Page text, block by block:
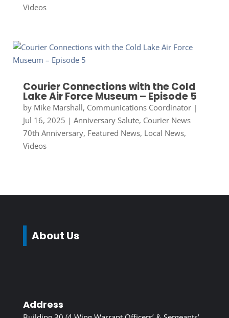
Videos
Courier Connections with the Cold
Lake Air Force Museum – Episode 5
by Mike Marshall, Communications Coordinator|
Jul 16, 2025 | Anniversary Salute, Courier News
70th Anniversary, Featured News, Local News,
Videos
About Us
Address